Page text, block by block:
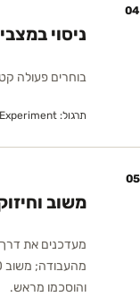
04
ניסוי
בוחרים פעולה
תרגול:
05
משוב
מעדכנים את דרך
והוסכמו מראש.